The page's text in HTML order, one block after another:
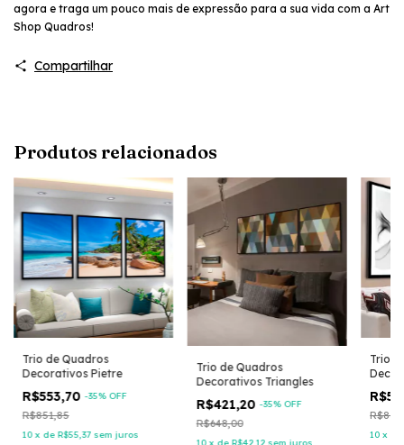
agora e traga um pouco mais de expressão para a sua vida com a Art
Shop Quadros!
Compartilhar
Produtos relacionados
Trio de Quadros
Decorativos Pietre
R$553,70-35% OFF
R$851,85
10 x de R$55,37 sem juros
Trio de Quadros
Decorativos Triangles
R$421,20-35% OFF
R$648,00
Trio
10 x